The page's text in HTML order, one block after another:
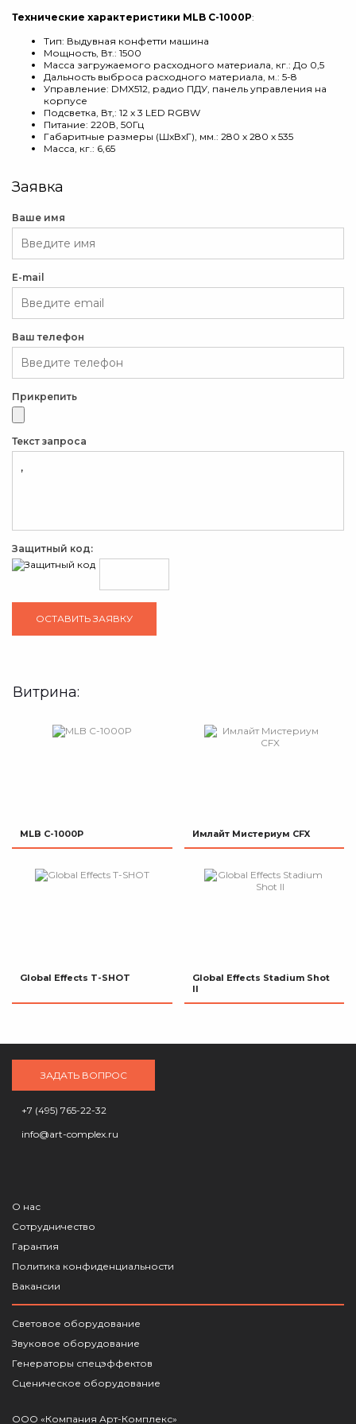
Технические характеристики MLB C-1000P:
Тип: Выдувная конфетти машина
Мощность, Вт.: 1500
Масса загружаемого расходного материала, кг.: До 0,5
Дальность выброса расходного материала, м.: 5-8
Управление: DMX512, радио ПДУ, панель управления на
корпусе
Подсветка, Вт,: 12 х 3 LED RGBW
Питание: 220В, 50Гц
Габаритные размеры (ШхВхГ), мм.: 280 х 280 х 535
Масса, кг.: 6,65
Заявка
Ваше имя
E-mail
Ваш телефон
Прикрепить
Текст запроса
Защитный код:
Витрина:
MLB C-1000P Имлайт Мистериум CFX
Global Effects T-SHOT
Global Effects Stadium Shot
II
ЗАДАТЬ ВОПРОС
+7 (495) 765-22-32
info@art-complex.ru
О нас
Сотрудничество
Гарантия
Политика конфиденциальности
Вакансии
Световое оборудование
Звуковое оборудование
Генераторы спецэффектов
Сценическое оборудование
ООО «Компания Арт-Комплекс»